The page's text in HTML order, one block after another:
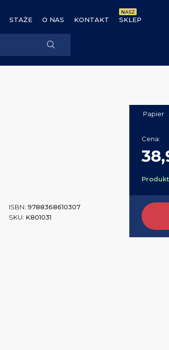
STAŻE O NAS KONTAKT SKLEP
NASZ
ISBN: 9788368610307
SKU: K801031
Papier
Cena: